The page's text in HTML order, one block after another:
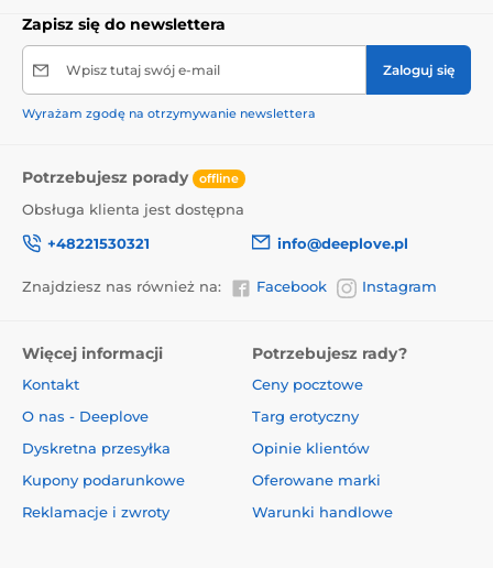
Zapisz się do newslettera
Wpisz tutaj swój e-mail Zaloguj się
Wyrażam zgodę na otrzymywanie newslettera
Potrzebujesz porady offline
Obsługa klienta jest dostępna
+48221530321
info@deeplove.pl
Znajdziesz nas również na: Facebook Instagram
Więcej informacji
Kontakt
O nas - Deeplove
Dyskretna przesyłka
Kupony podarunkowe
Reklamacje i zwroty
Potrzebujesz rady?
Ceny pocztowe
Targ erotyczny
Opinie klientów
Oferowane marki
Warunki handlowe